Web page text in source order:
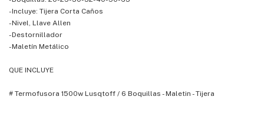
-Incluye: Tijera Corta Caños
-Nivel, Llave Allen
-Destornillador
-Maletín Metálico
QUE INCLUYE
# Termofusora 1500w Lusqtoff / 6 Boquillas - Maletin - Tijera